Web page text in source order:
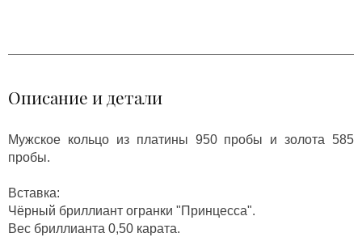
Описание и детали
Мужское кольцо из платины 950 пробы и золота 585
пробы.
Вставка:
Чёрный бриллиант огранки "Принцесса".
Вес бриллианта 0,50 карата.